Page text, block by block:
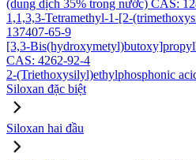
(dung dịch 35% trong nước) CAS:
1,1,3,3-Tetramethyl-1-[2-
137407-65-9
[3,3-
CAS: 4262-92-4
2-(Triethoxysilyl)ethylphosphonic
Siloxan đặc biệt
Siloxan hai đầu